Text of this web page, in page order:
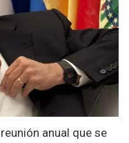
anual que se